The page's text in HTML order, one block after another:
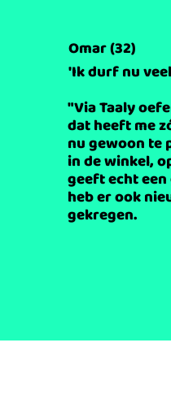
Omar (32)
'Ik durf nu
"Via Taaly
dat heeft me
nu gewoon te
in de winkel,
geeft echt een
heb er ook
gekregen.